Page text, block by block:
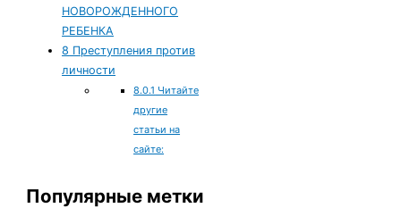
НОВОРОЖДЕННОГО
РЕБЕНКА
8 Преступления против
личности
8.0.1 Читайте
другие
статьи на
сайте:
Популярные метки